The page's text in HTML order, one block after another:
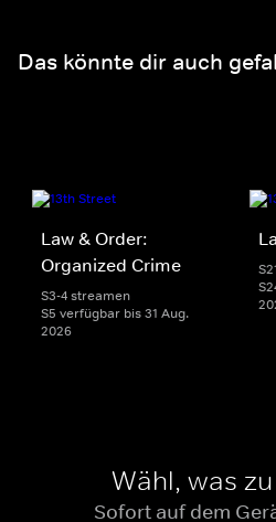
Das könnte dir auch
Law & Order:
Organized Crime
S3-4 streamen
S5 verfügbar bis 31 Aug.
2026
Wähl, was
Sofort auf dem